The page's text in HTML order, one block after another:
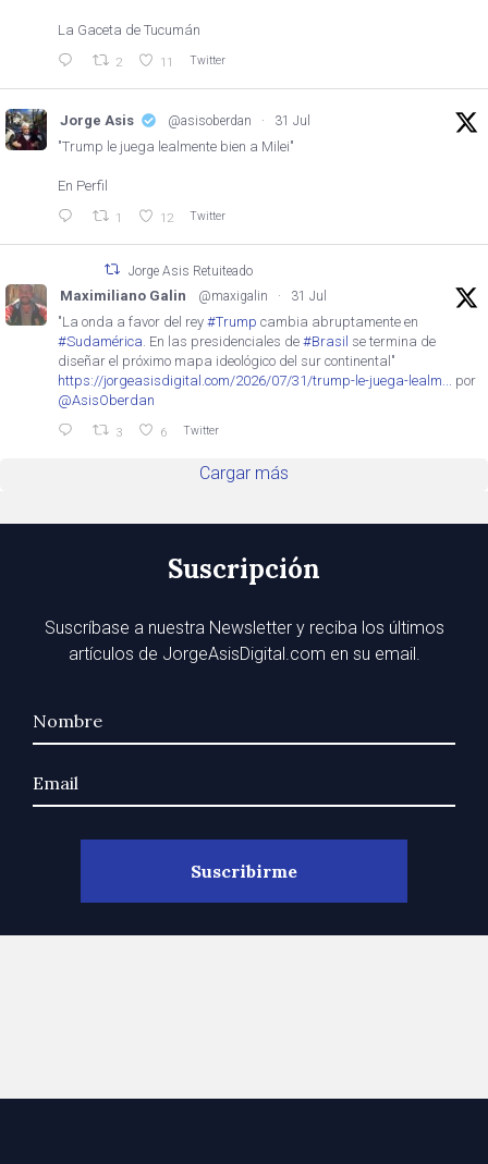
La Gaceta de Tucumán
2 11 Twitter
Jorge Asis @asisoberdan · 31 Jul
"Trump le juega lealmente bien a Milei"
En Perfil
1 12 Twitter
Jorge Asis Retuiteado
Maximiliano Galin @maxigalin · 31 Jul
"La onda a favor del rey #Trump cambia abruptamente en
#Sudamérica . En las presidenciales de #Brasil se termina de
diseñar el próximo mapa ideológico del sur continental"
https://jorgeasisdigital.com/2026/07/31/trump-le-juega-lealm...
por
@AsisOberdan
3 6 Twitter
Cargar más
Suscripción
Suscríbase a nuestra Newsletter y reciba los últimos
artículos de JorgeAsisDigital.com en su email.